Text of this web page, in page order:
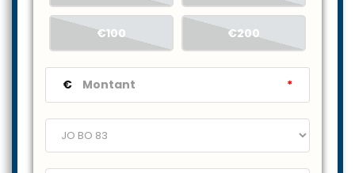
€100 €200
€ *